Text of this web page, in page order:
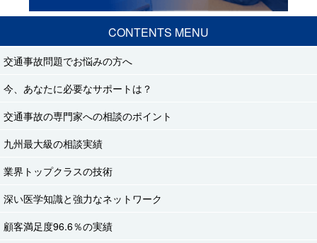
CONTENTS MENU
交通事故問題でお悩みの方へ
今、あなたに必要なサポートは？
交通事故の専門家への相談のポイント
九州最大級の相談実績
業界トップクラスの技術
深い医学知識と強力なネットワーク
顧客満足度96.6％の実績